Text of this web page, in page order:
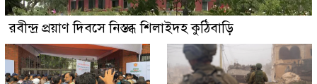
রবীন্দ্র প্রয়াণ দিবসে নিস্তব্ধ শিলাইদহ কুঠিবাড়ি